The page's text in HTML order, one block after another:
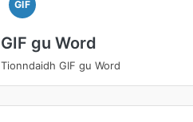
GIF
GIF gu Word
Tionndaidh GIF gu Word